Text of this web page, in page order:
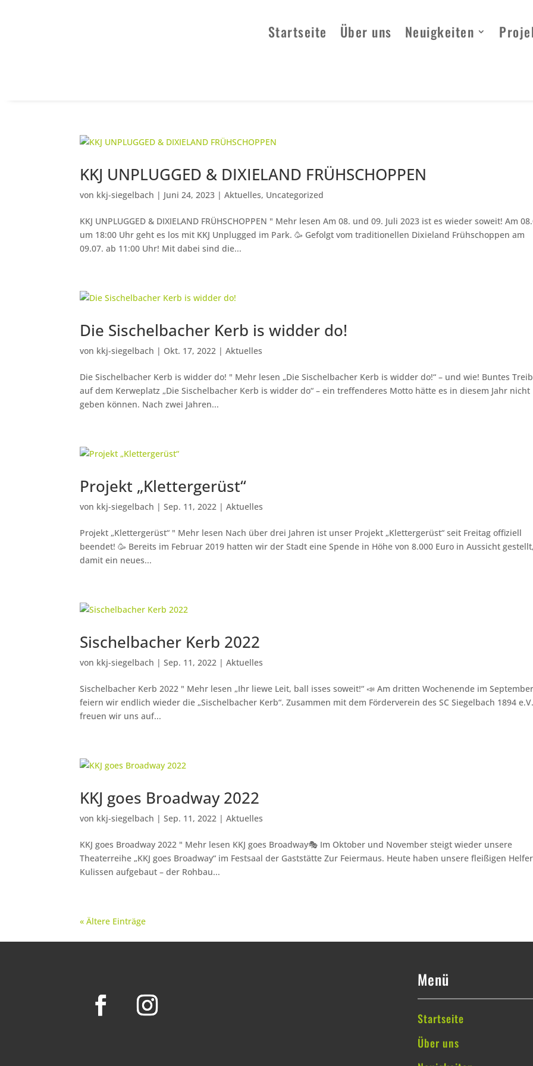
Startseite Über uns Neuigkeiten
KKJ UNPLUGGED & DIXIELAND FRÜHSCHOPPEN
von kkj-siegelbach | Juni 24, 2023 |Aktuelles, Uncategorized
KKJ UNPLUGGED & DIXIELAND FRÜHSCHOPPEN " Mehr lesen Am 08. und 09. Juli 2023 ist es wieder soweit! Am
um 18:00 Uhr geht es los mit KKJ Unplugged im Park. 🥳 Gefolgt vom traditionellen Dixieland Frühschoppen am
09.07. ab 11:00 Uhr! Mit dabei sind die...
Die Sischelbacher Kerb is widder do!
von kkj-siegelbach | Okt. 17, 2022 |Aktuelles
Die Sischelbacher Kerb is widder do! " Mehr lesen „Die Sischelbacher Kerb is widder do!“ – und wie! Buntes
auf dem Kerweplatz „Die Sischelbacher Kerb is widder do“ – ein treffenderes Motto hätte es in diesem Jahr nicht
geben können. Nach zwei Jahren...
Projekt „Kletter­gerüst“
von kkj-siegelbach |Sep. 11, 2022 |Aktuelles
Projekt „Kletter­gerüst“ " Mehr lesen Nach über drei Jahren ist unser Projekt „Klettergerüst“ seit Freitag offiziell
beendet! 🥳 Bereits im Februar 2019 hatten wir der Stadt eine Spende in Höhe von 8.000 Euro in Aussicht
damit ein neues...
Sischelbacher Kerb 2022
von kkj-siegelbach |Sep. 11, 2022 |Aktuelles
Sischelbacher Kerb 2022 " Mehr lesen „Ihr liewe Leit, ball isses soweit!“ 📣 Am dritten Wochenende im
feiern wir endlich wieder die „Sischelbacher Kerb“. Zusammen mit dem Förderverein des SC Siegelbach 1894
freuen wir uns auf...
KKJ goes Broadway 2022
von kkj-siegelbach |Sep. 11, 2022 |Aktuelles
KKJ goes Broadway 2022 " Mehr lesen KKJ goes Broadway🎭 Im Oktober und November steigt wieder unsere
Theaterreihe „KKJ goes Broadway“ im Festsaal der Gaststätte Zur Feiermaus. Heute haben unsere fleißigen
Kulissen aufgebaut – der Rohbau...
« Ältere Einträge
Menü
Startseite
Über uns